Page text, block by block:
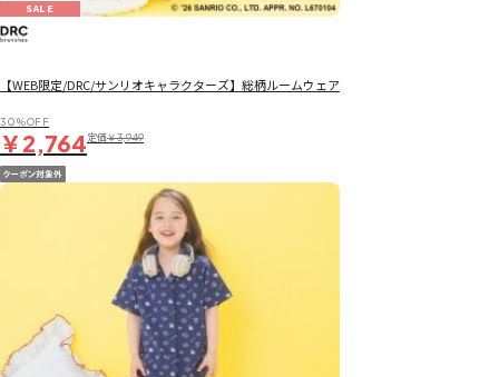
SALE
【WEB限定/DRC/サンリオキャラクターズ】総柄ルームウェア
30％OFF
￥2,764定価￥3,949